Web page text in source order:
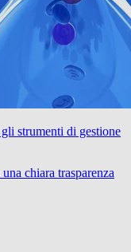
strumenti di gestione
chiara trasparenza